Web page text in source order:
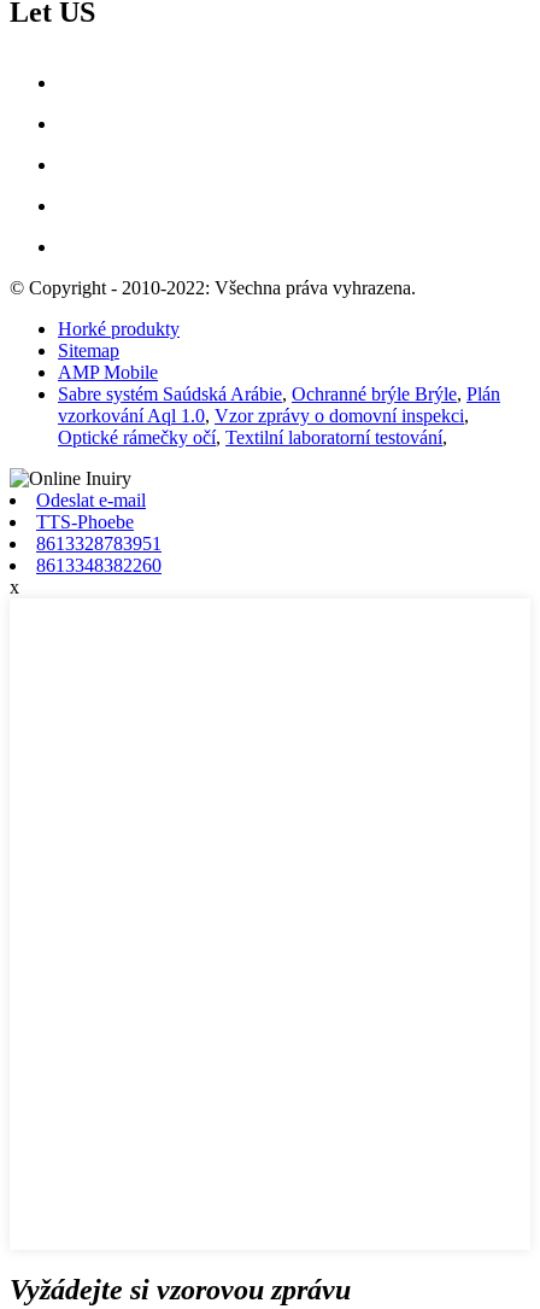
Let US
© Copyright - 2010-2022: Všechna práva vyhrazena.
Horké produkty
Sitemap
AMP Mobile
Sabre systém Saúdská Arábie, Ochranné brýle Brýle, Plán
vzorkování Aql 1.0, Vzor zprávy o domovní inspekci,
Optické rámečky očí, Textilní laboratorní testování,
Odeslat e-mail
TTS-Phoebe
8613328783951
8613348382260
x
Vyžádejte si vzorovou zprávu